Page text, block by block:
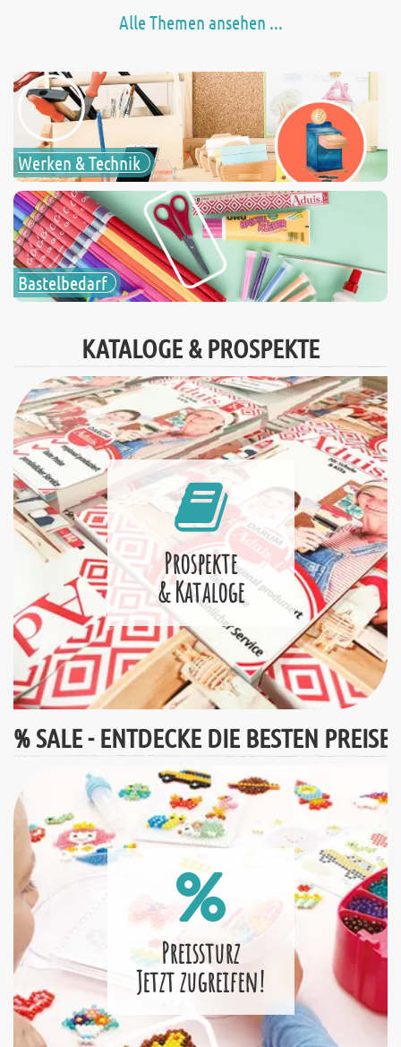
Alle Themen ansehen ...
Werken & Technik
Bastelbedarf
KATALOGE & PROSPEKTE
Prospekte
& Kataloge
% SALE - ENTDECKE DIE BESTEN PREISE
Preissturz
Jetzt zugreifen!